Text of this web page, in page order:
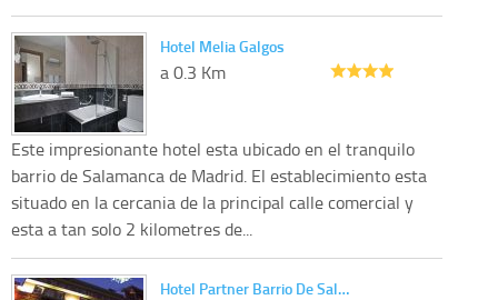
Hotel Melia Galgos
a 0.3 Km
Este impresionante hotel esta ubicado en el tranquilo
barrio de Salamanca de Madrid. El establecimiento esta
situado en la cercania de la principal calle comercial y
esta a tan solo 2 kilometres de...
Hotel Partner Barrio De Sal…